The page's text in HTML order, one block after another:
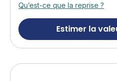
Qu’est-ce que la reprise ?
Estimer la